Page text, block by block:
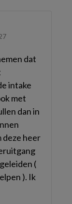
dat
intake
met
dan in
deze heer
(
). Ik